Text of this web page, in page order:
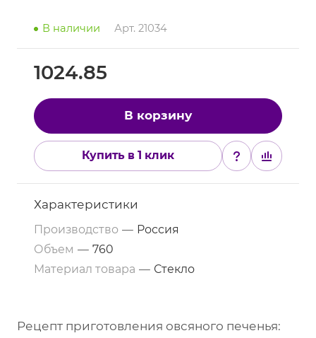
В наличии Арт. 21034
1024.85
В корзину
Купить в 1 клик
Характеристики
Производство — Россия
Объем — 760
Материал товара — Стекло
Рецепт приготовления овсяного печенья: